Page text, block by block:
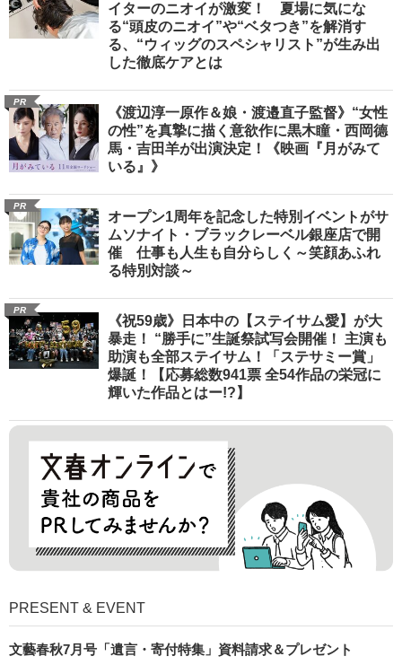
イターのニオイが激変！ 夏場に気にな
る“頭皮のニオイ”や“ベタつき”を解消す
る、“ウィッグのスペシャリスト”が生み出
した徹底ケアとは
PR
《渡辺淳一原作＆娘・渡邉直子監督》“女性
の性”を真摯に描く意欲作に黒木瞳・西岡德
馬・吉田羊が出演決定！《映画『月がみて
いる』》
PR
オープン1周年を記念した特別イベントがサ
ムソナイト・ブラックレーベル銀座店で開
催 仕事も人生も自分らしく～笑顔あふれ
る特別対談～
PR
《祝59歳》日本中の【ステイサム愛】が大
暴走！ “勝手に”生誕祭試写会開催！ 主演も
助演も全部ステイサム！「ステサミー賞」
爆誕！【応募総数941票 全54作品の栄冠に
輝いた作品とはー!?】
PRESENT & EVENT
文藝春秋7月号「遺言・寄付特集」資料請求＆プレゼント